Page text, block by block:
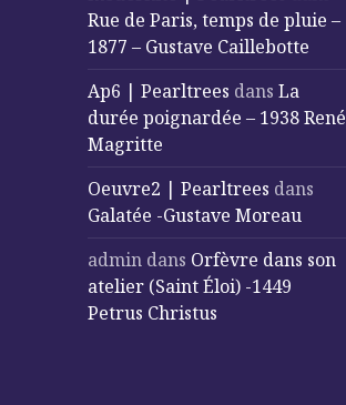
Rue de Paris, temps de pluie –
1877 – Gustave Caillebotte
Ap6 | Pearltrees dansLa
durée poignardée – 1938 René
Magritte
Oeuvre2 | Pearltrees dans
Galatée -Gustave Moreau
admin dans Orfèvre dans son
atelier (Saint Éloi) -1449
Petrus Christus